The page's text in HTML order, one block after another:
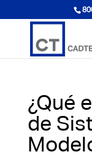
¿Qué
de